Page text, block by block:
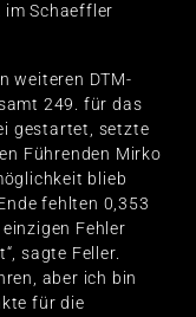
im Schaeffler
weiteren DTM-
249. für das
gestartet, setzte
Führenden Mirko
blieb
fehlten 0,353
Fehler
sagte Feller.
aber ich bin
für die